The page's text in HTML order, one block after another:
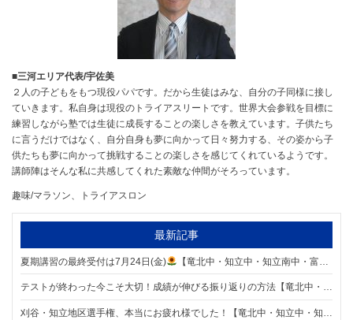
■三河エリア代表/宇佐美
２人の子どもをもつ現役パパです。だから生徒はみな、自分の子同様に接し
ていきます。私自身は現役のトライアスリートです。世界大会参戦を目標に
練習しながら塾では生徒に成長することの楽しさを教えています。子供たち
に言うだけではなく、自分自身も夢に向かって日々努力する、その姿から子
供たちも夢に向かって挑戦することの楽しさを感じてくれているようです。
講師陣はそんな私に共感してくれた素敵な仲間がそろっています。
趣味/マラソン、トライアスロン
最新記事
夏期講習の最終受付は7月24日(金) 【竜北中・知立中・知立南中・富士松中・雁が音中・前林中エリアの個別指導塾 明海学院 知立校】
テストが終わった今こそ大切！成績が伸びる振り返りの方法【竜北中・知立中・知立南中・富士松中・雁が音中・前林中エリアの個別指導塾 明海学院 知立校】
刈谷・知立地区選手権、本当にお疲れ様でした！【竜北中・知立中・知立南中・富士松中・雁が音中・前林中エリアの個別指導塾 明海学院 知立校】